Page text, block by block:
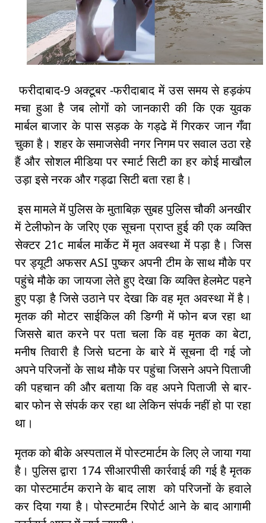
फरीदाबाद-9 अक्टूबर -फरीदाबाद में उस समय से हड़कंप
मचा हुआ है जब लोगों को जानकारी की कि एक युवक
मार्बल बाजार के पास सड़क के गड्ढे में गिरकर जान गँवा
चुका है। शहर के समाजसेवी नगर निगम पर सवाल उठा रहे
हैं और सोशल मीडिया पर स्मार्ट सिटी का हर कोई माखौल
उड़ा इसे नरक और गड्ढा सिटी बता रहा है।
इस मामले में पुलिस के मुताबिक़ सुबह पुलिस चौकी अनखीर
में टेलीफोन के जरिए एक सूचना प्राप्त हुई की एक व्यक्ति
सेक्टर 21c मार्बल मार्केट में मृत अवस्था में पड़ा है। जिस
पर ड्यूटी अफसर ASI पुष्कर अपनी टीम के साथ मौके पर
पहुंचे मौके का जायजा लेते हुए देखा कि व्यक्ति हेलमेट पहने
हुए पड़ा है जिसे उठाने पर देखा कि वह मृत अवस्था में है।
मृतक की मोटर साईकिल की डिग्गी में फोन बज रहा था
जिससे बात करने पर पता चला कि वह मृतक का बेटा,
मनीष तिवारी है जिसे घटना के बारे में सूचना दी गई जो
अपने परिजनों के साथ मौके पर पहुंचा जिसने अपने पिताजी
की पहचान की और बताया कि वह अपने पिताजी से बार-
बार फोन से संपर्क कर रहा था लेकिन संपर्क नहीं हो पा रहा
था।
मृतक को बीके अस्पताल में पोस्टमार्टम के लिए ले जाया गया
है। पुलिस द्वारा 174 सीआरपीसी कार्रवाई की गई है मृतक
का पोस्टमार्टम कराने के बाद लाश को परिजनों के हवाले
कर दिया गया है। पोस्टमार्टम रिपोर्ट आने के बाद आगामी